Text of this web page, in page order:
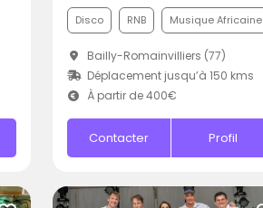
Disco RNB Musique Africaine
Bailly-Romainvilliers (77)
Déplacement jusqu’à 150 kms
À partir de 400€
Contacter Profil